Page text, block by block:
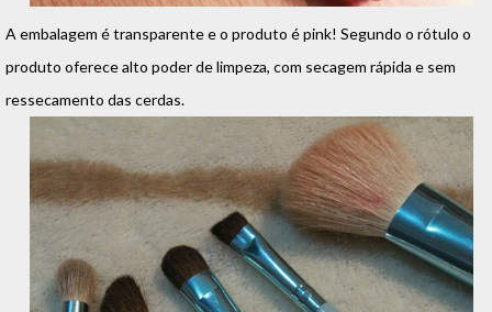
A embalagem é transparente e o produto é pink! Segundo o rótulo o
produto oferece alto poder de limpeza, com secagem rápida e sem
ressecamento das cerdas.